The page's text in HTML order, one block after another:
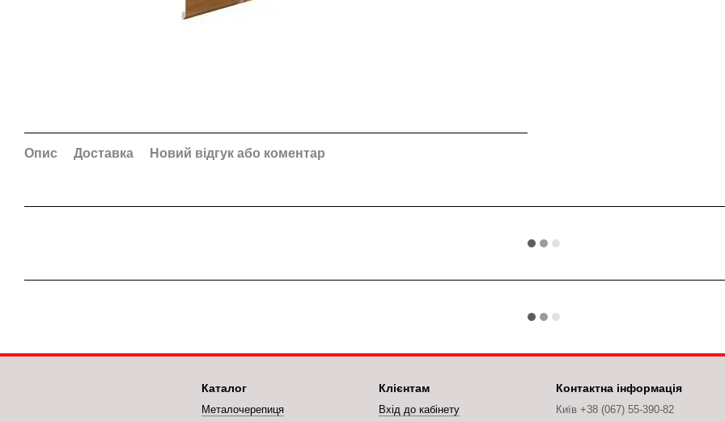
Опис Доставка Новий відгук або коментар
Каталог
Металочерепиця
Клієнтам
Вхід до кабінету
Контактна інформація
Київ +38 (067) 55-390-82